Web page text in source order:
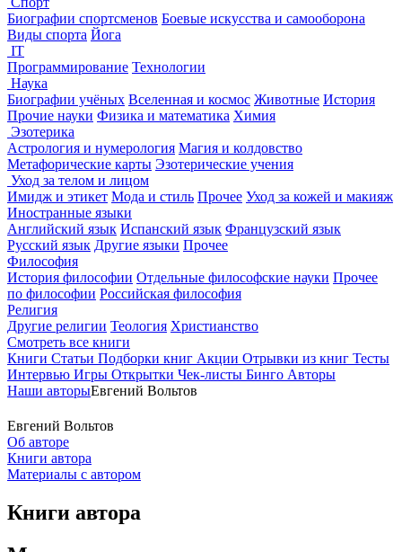
Биографии спортсменов Боевые искусства и самооборона
Виды спорта Йога
IT
Программирование Технологии
Наука
Биографии учёных Вселенная и космос Животные История
Прочие науки Физика и математика Химия
Эзотерика
Астрология и нумерология Магия и колдовство
Метафорические карты Эзотерические учения
Уход за телом и лицом
Имидж и этикет Мода и стиль Прочее Уход за кожей и макияж
Иностранные языки
Английский язык Испанский язык Французский язык
Русский язык Другие языки Прочее
Философия
История философии Отдельные философские науки Прочее
по философии Российская философия
Религия
Другие религии Теология Христианство
Смотреть все книги
Книги Статьи Подборки книг Акции Отрывки из книг Тесты
Интервью Игры Открытки Чек-листы Бинго Авторы
Наши авторыЕвгений Вольтов
Евгений Вольтов
Об авторе
Книги автора
Материалы с автором
Книги автора